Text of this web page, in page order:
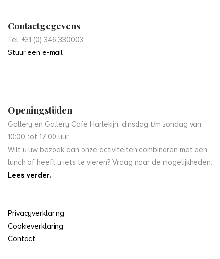
Contactgegevens
Tel: +31 (0) 346 330003
Stuur een e-mail
Openingstijden
Gallery en Gallery Café Harlekijn: dinsdag t/m zondag van
10:00 tot 17:00 uur.
Wilt u uw bezoek aan onze activiteiten combineren met een
lunch of heeft u iets te vieren? Vraag naar de mogelijkheden.
Lees verder.
Privacyverklaring
Cookieverklaring
Contact